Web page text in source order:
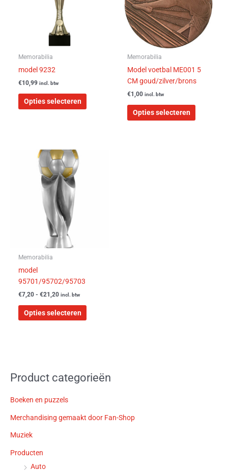
Memorabilia
model 9232
€10,99 incl. btw
Opties selecteren
Memorabilia
Model voetbal ME001 5
CM goud/zilver/brons
€1,00 incl. btw
Opties selecteren
Deze
optie
kan
op
de
Memorabilia
model
95701/95702/95703
€7,20 - €21,20
Prijsklasse:
€7,20
tot
€21,20
incl. btw
Opties selecteren
Product categorieën
Boeken en puzzels
Merchandising gemaakt door Fan-Shop
Muziek
Producten
Auto